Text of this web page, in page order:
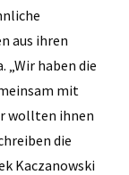
aus ihren
„Wir haben die
mit
wollten ihnen
die
Kaczanowski